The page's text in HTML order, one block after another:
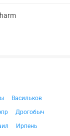
Васильков
Дрогобыч
Ирпень